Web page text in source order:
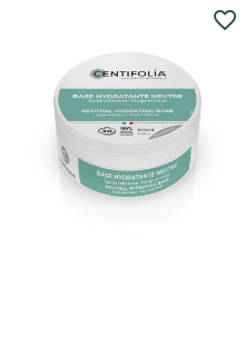
favorite_border